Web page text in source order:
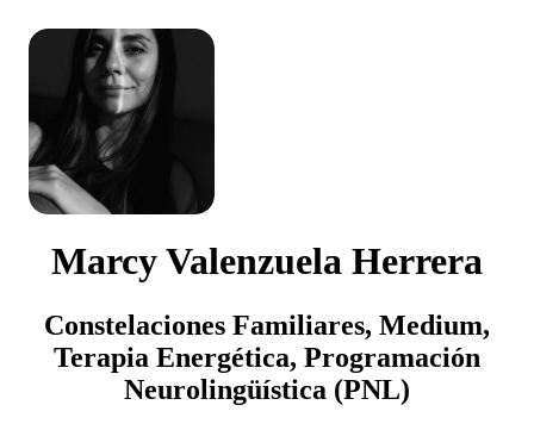
Marcy Valenzuela Herrera
Constelaciones Familiares, Medium,
Terapia Energética, Programación
Neurolingüística (PNL)